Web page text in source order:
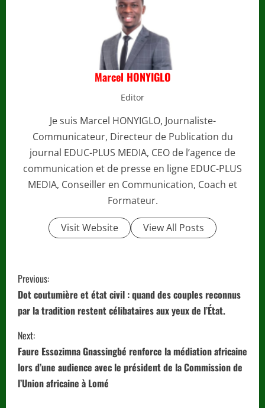
Marcel HONYIGLO
Editor
Je suis Marcel HONYIGLO, Journaliste-
Communicateur, Directeur de Publication du
journal EDUC-PLUS MEDIA, CEO de l’agence de
communication et de presse en ligne EDUC-PLUS
MEDIA, Conseiller en Communication, Coach et
Formateur.
Visit Website View All Posts
C
o
n
t
i
Previous:
Dot coutumière et état civil : quand des couples reconnus
par la tradition restent célibataires aux yeux de l’État.
Next:
Faure Essozimna Gnassingbé renforce la médiation africaine
lors d’une audience avec le président de la Commission de
l’Union africaine à Lomé